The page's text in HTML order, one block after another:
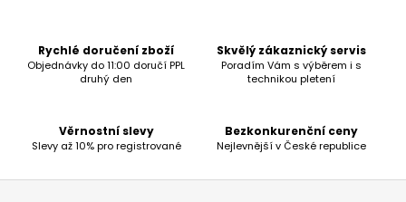
v
Rychlé doručení zboží
Objednávky do 11:00 doručí PPL
druhý den
Skvělý zákaznický servis
Poradím Vám s výběrem i s
technikou pletení
Věrnostní slevy
Slevy až 10% pro registrované
Bezkonkurenční ceny
Nejlevnější v České republice